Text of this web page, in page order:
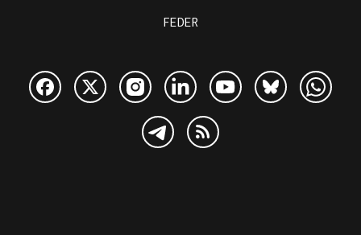
FEDER